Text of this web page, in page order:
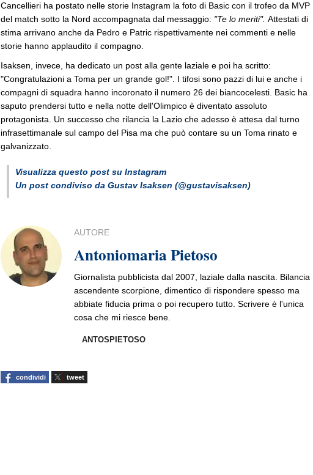
Cancellieri ha postato nelle storie Instagram la foto di Basic con il trofeo da MVP
del match sotto la Nord accompagnata dal messaggio: "Te lo meriti". Attestati di
stima arrivano anche da Pedro e Patric rispettivamente nei commenti e nelle
storie hanno applaudito il compagno.
Isaksen, invece, ha dedicato un post alla gente laziale e poi ha scritto:
"Congratulazioni a Toma per un grande gol!". I tifosi sono pazzi di lui e anche i
compagni di squadra hanno incoronato il numero 26 dei biancocelesti. Basic ha
saputo prendersi tutto e nella notte dell'Olimpico è diventato assoluto
protagonista. Un successo che rilancia la Lazio che adesso è attesa dal turno
infrasettimanale sul campo del Pisa ma che può contare su un Toma rinato e
galvanizzato.
Visualizza questo post su Instagram
Un post condiviso da Gustav Isaksen (@gustavisaksen)
AUTORE
Antoniomaria Pietoso
Giornalista pubblicista dal 2007, laziale dalla nascita. Bilancia
ascendente scorpione, dimentico di rispondere spesso ma
abbiate fiducia prima o poi recupero tutto. Scrivere è l'unica
cosa che mi riesce bene.
ANTOSPIETOSO
condividi tweet